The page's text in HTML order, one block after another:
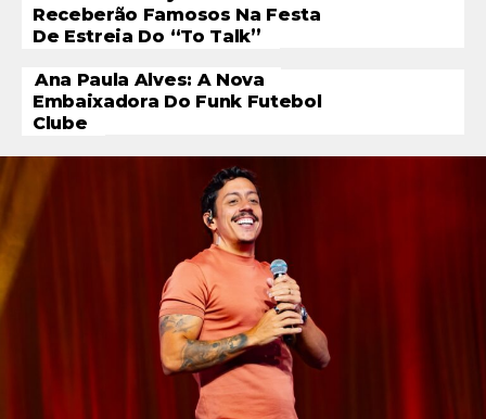
Receberão Famosos Na Festa
De Estreia Do “To Talk”
Ana Paula Alves: A Nova
Embaixadora Do Funk Futebol
Clube